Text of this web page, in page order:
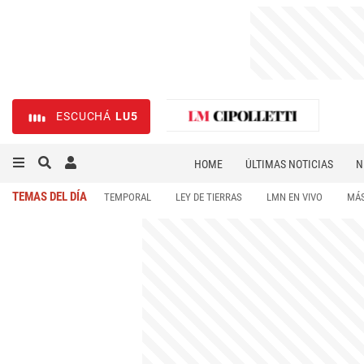
ESCUCHÁ LU5
HOME ÚLTIMAS NOTICIAS
TEMAS DEL DÍA TEMPORAL LEY DE TIERRAS LMN EN VIVO